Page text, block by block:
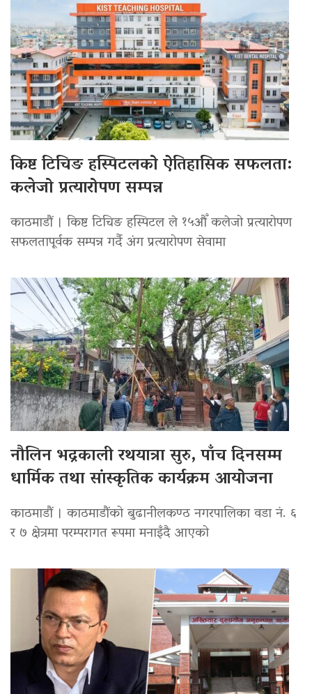
किष्ट टिचिङ हस्पिटलको ऐतिहासिक सफलता:
कलेजो प्रत्यारोपण सम्पन्न
काठमाडौं । किष्ट टिचिङ हस्पिटल ले १५औँ कलेजो प्रत्यारोपण
सफलतापूर्वक सम्पन्न गर्दै अंग प्रत्यारोपण सेवामा
नौलिन भद्रकाली रथयात्रा सुरु, पाँच दिनसम्म
धार्मिक तथा सांस्कृतिक कार्यक्रम आयोजना
काठमाडौं । काठमाडौंको बुढानीलकण्ठ नगरपालिका वडा नं. ६
र ७ क्षेत्रमा परम्परागत रूपमा मनाइँदै आएको